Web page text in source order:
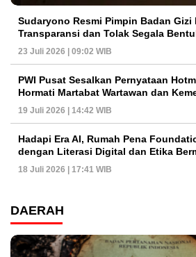
Sudaryono Resmi Pimpin Badan Gizi
Transparansi dan Tolak Segala
23 Juli 2026 | 09:02 WIB
PWI Pusat Sesalkan Pernyataan
Hormati Martabat Wartawan dan
19 Juli 2026 | 14:42 WIB
Hadapi Era AI, Rumah Pena
dengan Literasi Digital dan Etika
18 Juli 2026 | 17:41 WIB
DAERAH